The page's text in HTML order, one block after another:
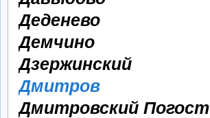
Деденево
Демчино
Дзержинский
Дмитров
Дмитровский Погост